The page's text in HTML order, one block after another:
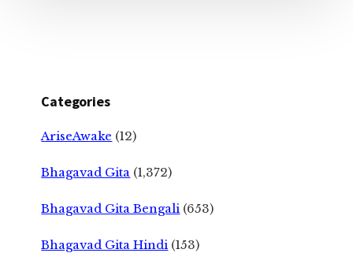
Categories
AriseAwake (12)
Bhagavad Gita (1,372)
Bhagavad Gita Bengali (653)
Bhagavad Gita Hindi (153)